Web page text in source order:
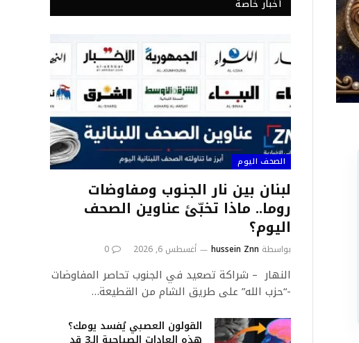
أخبار خاصة
الصحف اليوم
لبنان بين نار الجنوب ومفاوضات
روما.. ماذا تخبّئ عناوين الصحف
اليوم؟
بواسطة hussein Znn أغسطس 6, 2026 0
النهار – شراكة تصعيد في الجنوب تحاصر المفاوضات
-“حزب الله” على طريق الشام من القطيعة…
القولون العصبي يُفسد يومك؟